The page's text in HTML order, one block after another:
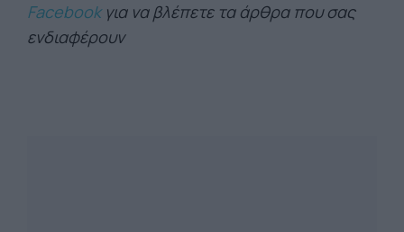
Facebookγια να βλέπετε τα άρθρα που σας
ενδιαφέρουν